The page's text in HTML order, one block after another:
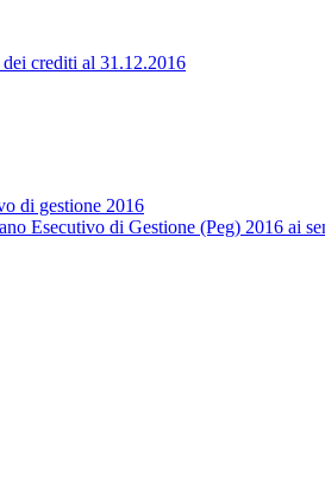
crediti al 31.12.2016
di gestione 2016
Esecutivo di Gestione (Peg) 2016 ai